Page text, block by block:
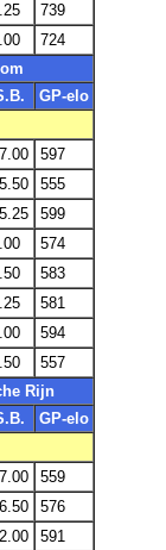
739
724
GP-elo
597
555
599
574
583
581
594
557
Rijn
GP-elo
559
576
591